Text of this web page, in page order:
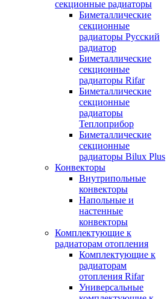
секционные радиаторы
Биметаллические
секционные
радиаторы Русский
радиатор
Биметаллические
секционные
радиаторы Rifar
Биметаллические
секционные
радиаторы
Теплоприбор
Биметаллические
секционные
радиаторы Bilux Plus
Конвекторы
Внутрипольные
конвекторы
Напольные и
настенные
конвекторы
Комплектующие к
радиаторам отопления
Комплектующие к
радиаторам
отопления Rifar
Универсальные